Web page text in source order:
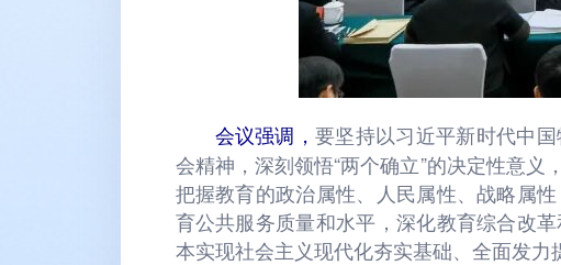
会议强调，要坚持以习近平新时代中
会精神，深刻领悟“两个确立”的决定性意义
把握教育的政治属性、人民属性、战略属
育公共服务质量和水平，深化教育综合改
本实现社会主义现代化夯实基础、全面发力